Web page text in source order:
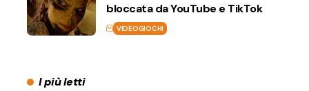
bloccata da YouTube e TikTok
VIDEOGIOCHI
I più letti